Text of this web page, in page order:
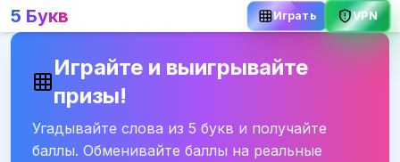
5 Букв Играть VPN
Играйте и выигрывайте
призы!
Угадывайте слова из 5 букв и получайте
баллы. Обменивайте баллы на реальные